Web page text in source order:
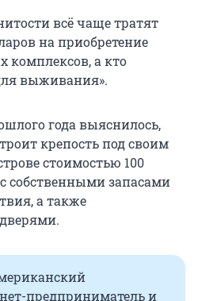
всё чаще тратят
на приобретение
комплексов, а кто
выживания».
года выяснилось,
крепость под своим
стоимостью 100
собственными запасами
а также
предприниматель и